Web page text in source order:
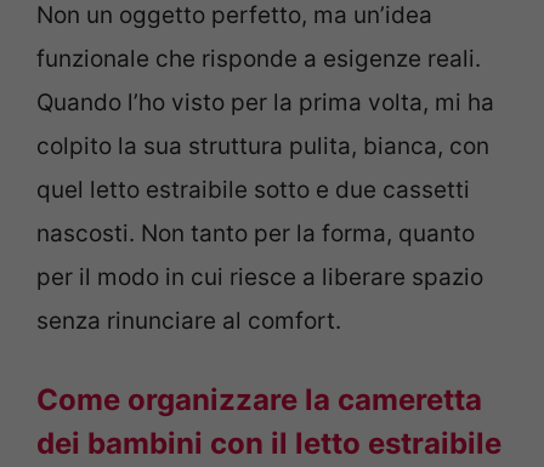
Non un oggetto perfetto, ma un’idea
funzionale che risponde a esigenze reali.
Quando l’ho visto per la prima volta, mi ha
colpito la sua struttura pulita, bianca, con
quel letto estraibile sotto e due cassetti
nascosti. Non tanto per la forma, quanto
per il modo in cui riesce a liberare spazio
senza rinunciare al comfort.
Come organizzare la cameretta
dei bambini con il letto estraibile